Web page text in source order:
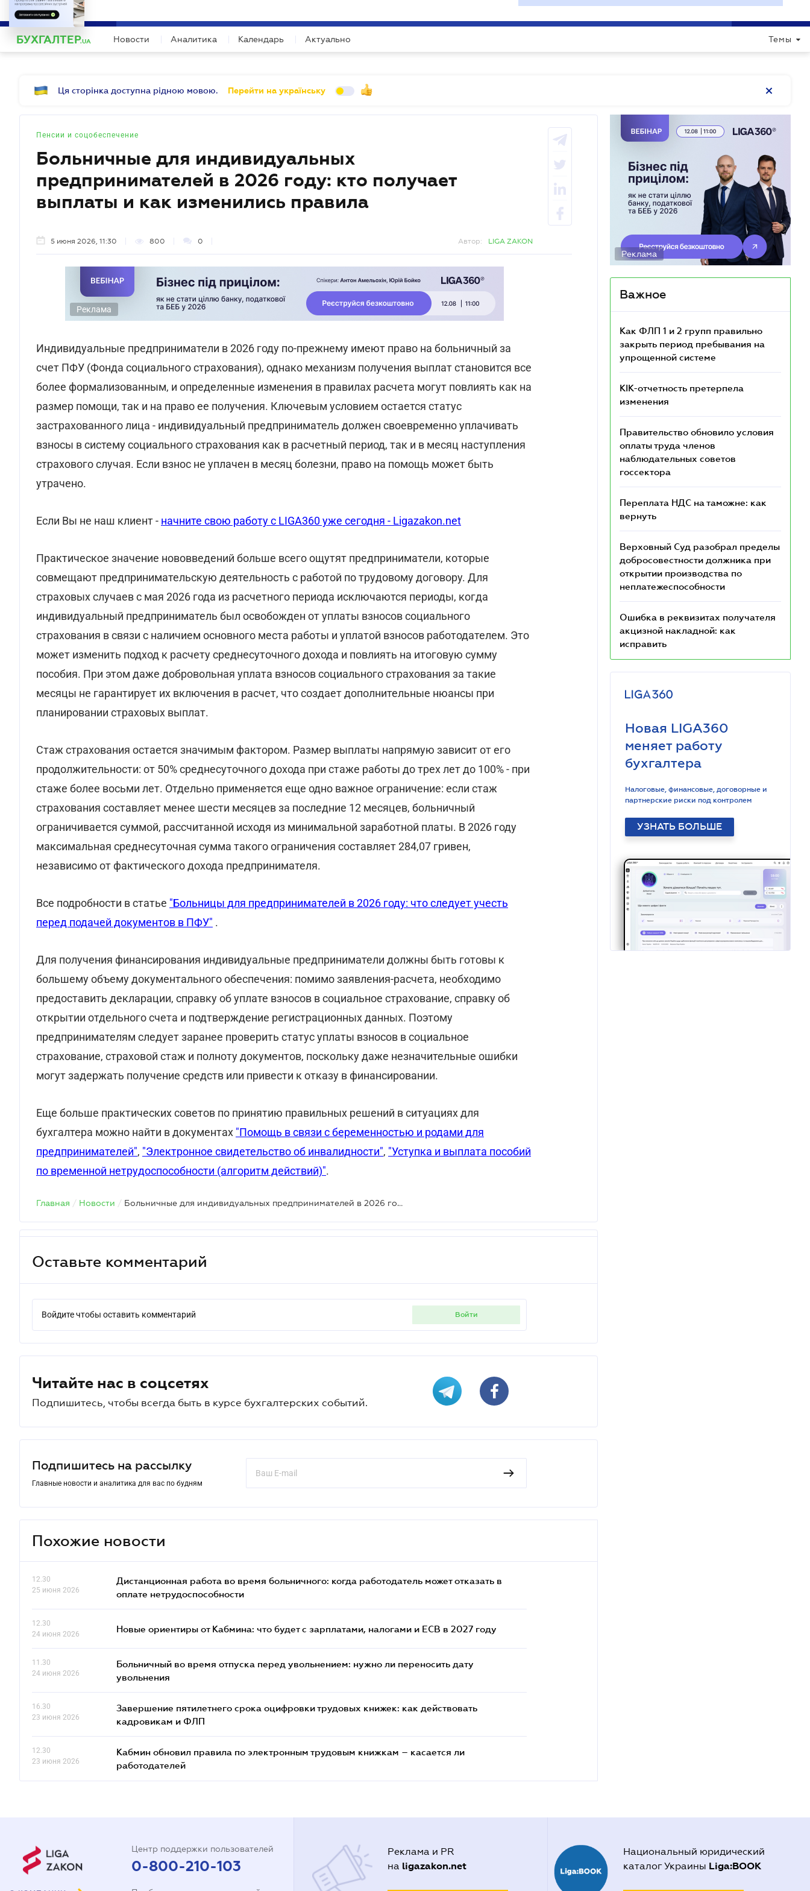
БУХГАЛТЕР.UA Новости Аналитика Календарь Актуально Темы
"За межами звітності" Серія професійних зустрічей
Спільно з бухгалтерами формуємо програму зустрічей про ризики, які не видно у балансі.
Ця сторінка доступна рідною мовою. Перейти на українську
Пенсии и соцобеспечение
Больничные для индивидуальных
предпринимателей в 2026 году: кто получает
выплаты и как изменились правила
5 июня 2026, 11:30 Автор:
Реклама
Индивидуальные предприниматели в 2026 году по-прежнему имеют право на больничный за
счет ПФУ (Фонда социального страхования), однако механизм получения выплат становится все
более формализованным, и определенные изменения в правилах расчета могут повлиять как на
размер помощи, так и на право ее получения. Ключевым условием остается статус
застрахованного лица - индивидуальный предприниматель должен своевременно уплачивать
взносы в систему социального страхования как в расчетный период, так и в месяц наступления
страхового случая. Если взнос не уплачен в месяц болезни, право на помощь может быть
утрачено.
Если Вы не наш клиент - начните свою работу с LIGA360 уже сегодня - Ligazakon.net
Практическое значение нововведений больше всего ощутят предприниматели, которые
совмещают предпринимательскую деятельность с работой по трудовому договору. Для
страховых случаев с мая 2026 года из расчетного периода исключаются периоды, когда
индивидуальный предприниматель был освобожден от уплаты взносов социального
страхования в связи с наличием основного места работы и уплатой взносов работодателем. Это
может изменить подход к расчету среднесуточного дохода и повлиять на итоговую сумму
пособия. При этом даже добровольная уплата взносов социального страхования за такие
месяцы не гарантирует их включения в расчет, что создает дополнительные нюансы при
планировании страховых выплат.
Стаж страхования остается значимым фактором. Размер выплаты напрямую зависит от его
продолжительности: от 50% среднесуточного дохода при стаже работы до трех лет до 100% - при
стаже более восьми лет. Отдельно применяется еще одно важное ограничение: если стаж
страхования составляет менее шести месяцев за последние 12 месяцев, больничный
ограничивается суммой, рассчитанной исходя из минимальной заработной платы. В 2026 году
максимальная среднесуточная сумма такого ограничения составляет 284,07 гривен,
независимо от фактического дохода предпринимателя.
Все подробности в статье "Больницы для предпринимателей в 2026 году: что следует учесть
перед подачей документов в ПФУ" .
Для получения финансирования индивидуальные предприниматели должны быть готовы к
большему объему документального обеспечения: помимо заявления-расчета, необходимо
предоставить декларации, справку об уплате взносов в социальное страхование, справку об
открытии отдельного счета и подтверждение регистрационных данных. Поэтому
предпринимателям следует заранее проверить статус уплаты взносов в социальное
страхование, страховой стаж и полноту документов, поскольку даже незначительные ошибки
могут задержать получение средств или привести к отказу в финансировании.
Еще больше практических советов по принятию правильных решений в ситуациях для
бухгалтера можно найти в документах"Помощь в связи с беременностью и родами для
предпринимателей", "Электронное свидетельство об инвалидности", "Уступка и выплата пособий
по временной нетрудоспособности (алгоритм действий)".
Главная / Новости / Больничные для индивидуальных предпринимателей в 2026 году: кто получает выплаты и как изменились правила
Оставьте комментарий
Войдите чтобы оставить комментарий
Читайте нас в соцсетях
Подпишитесь, чтобы всегда быть в курсе бухгалтерских событий.
Подпишитесь на рассылку
Главные новости и аналитика для вас по будням
Похожие новости
12.30
Дистанционная работа во время больничного: когда работодатель может отказать в
оплате нетрудоспособности
12.30
Новые ориентиры от Кабмина: что будет с зарплатами, налогами и ЕСВ в 2027 году
11.30
Больничный во время отпуска перед увольнением: нужно ли переносить дату
увольнения
16.30
Завершение пятилетнего срока оцифровки трудовых книжек: как действовать
кадровикам и ФЛП
12.30
Кабмин обновил правила по электронным трудовым книжкам – касается ли
работодателей
Реклама
Важное
Как ФЛП 1 и 2 групп правильно
закрыть период пребывания на
упрощенной системе
КІК-отчетность претерпела
изменения
Правительство обновило условия
оплаты труда членов
наблюдательных советов
госсектора
Переплата НДС на таможне: как
вернуть
Верховный Суд разобрал пределы
добросовестности должника при
открытии производства по
неплатежеспособности
Ошибка в реквизитах получателя
акцизной накладной: как
исправить
Новая LIGA360
меняет работу
бухгалтера
Налоговые, финансовые, договорные и
партнерские риски под контролем
УЗНАТЬ БОЛЬШЕ
Центр поддержки пользователей
0-800-210-103
Реклама и PR
на ligazakon.net
Национальный юридический
каталог Украины Liga:BOOK